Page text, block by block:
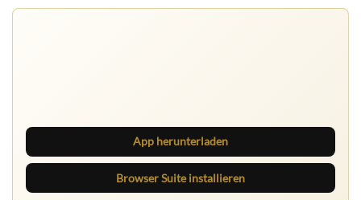
App herunterladen
Browser Suite installieren